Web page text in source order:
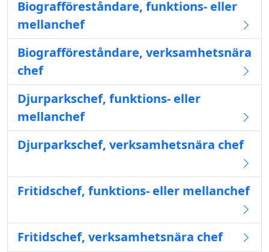
Biografföreståndare, funktions- eller
mellanchef
Biografföreståndare, verksamhetsnära
chef
Djurparkschef, funktions- eller
mellanchef
Djurparkschef, verksamhetsnära chef
Fritidschef, funktions- eller mellanchef
Fritidschef, verksamhetsnära chef